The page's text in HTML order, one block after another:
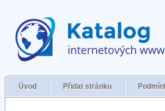
Úvod Přidat stránku